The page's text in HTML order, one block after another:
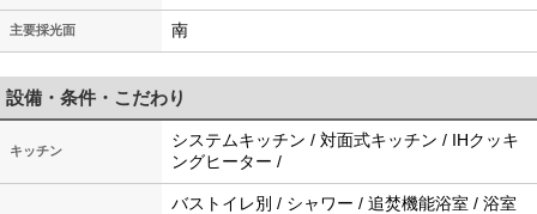
主要採光面 南
設備・条件・こだわり
キッチン
システムキッチン / 対面式キッチン / IHクッキ
ングヒーター /
バストイレ別 / シャワー / 追焚機能浴室 / 浴室